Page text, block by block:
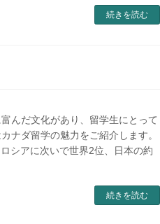
続きを読む
んだ文化があり、留学生にとって
ナダ留学の魅力をご紹介します。
シアに次いで世界2位、日本の約
続きを読む